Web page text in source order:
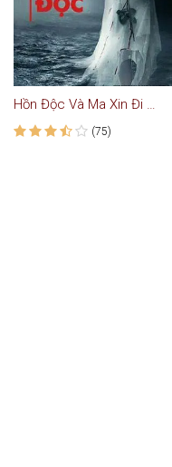
Hồn Độc Và Ma Xin Đi Nhờ Xe
(75)